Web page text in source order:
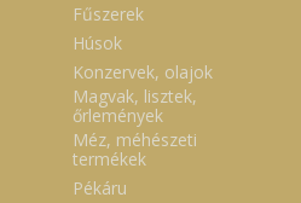
Fűszerek
Húsok
Konzervek, olajok
Magvak, lisztek,
őrlemények
Méz, méhészeti
termékek
Pékáru